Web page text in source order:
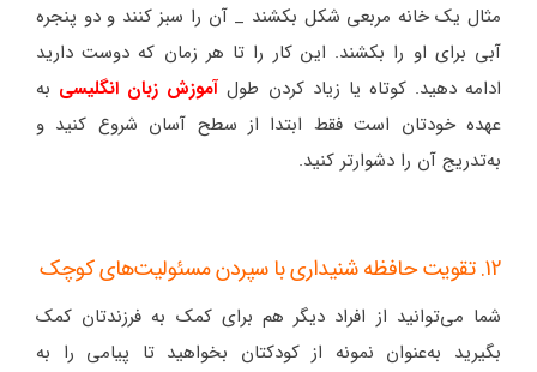
مثال یک خانه مربعی شکل بکشند _ آن را سبز کنند و دو پنجره
آبی برای او را بکشند. این کار را تا هر زمان که دوست دارید
ادامه دهید. کوتاه یا زیاد کردن طول آموزش زبان انگلیسی به
عهده خودتان است فقط ابتدا از سطح آسان شروع کنید و
به‌تدریج آن را دشوارتر کنید.
12. تقویت حافظه شنیداری با سپردن مسئولیت‌های کوچک
شما می‌توانید از افراد دیگر هم برای کمک به فرزندتان کمک
بگیرید به‌عنوان نمونه از کودکتان بخواهید تا پیامی را به